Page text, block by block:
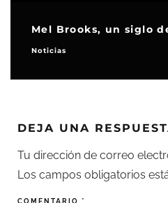
Mel Brooks, un siglo
Noticias
DEJA UNA
Tu dirección de correo
Los campos obligatorios
COMENTARIO *